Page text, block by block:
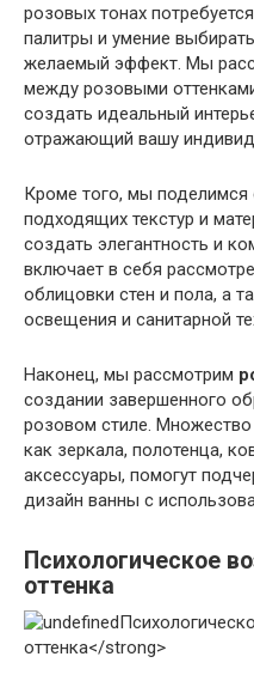
розовых тонах
палитры и умение
желаемый эффект. Мы
между розовыми
создать идеальный
отражающий вашу
Кроме того, мы
подходящих текстур и
создать элегантность и
включает в себя
облицовки стен и пола, а
освещения и санитарной
Наконец, мы рассмотрим
создании завершенного
розовом стиле.
как зеркала, полотенца,
аксессуары, помогут
дизайн ванны с
Психологическое
оттенка